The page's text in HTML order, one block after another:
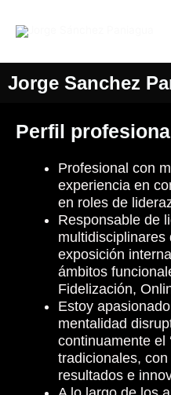
Jorge Sanchez
Perfil
Profesional con
experiencia en
en roles de
Responsable de
multidisciplinares
exposición
ámbitos
Fidelización,
Estoy
mentalidad
continuamente el
tradicionales,
resultados e